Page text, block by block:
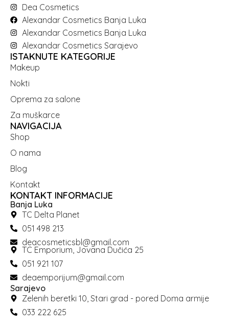
Dea Cosmetics
Alexandar Cosmetics Banja Luka
Alexandar Cosmetics Banja Luka
Alexandar Cosmetics Sarajevo
ISTAKNUTE KATEGORIJE
Makeup
Nokti
Oprema za salone
Za muškarce
NAVIGACIJA
Shop
O nama
Blog
Kontakt
KONTAKT INFORMACIJE
Banja Luka
TC Delta Planet
051 498 213
deacosmeticsbl@gmail.com
TC Emporium, Jovana Dučića 25
051 921 107
deaemporijum@gmail.com
Sarajevo
Zelenih beretki 10, Stari grad - pored Doma armije
033 222 625